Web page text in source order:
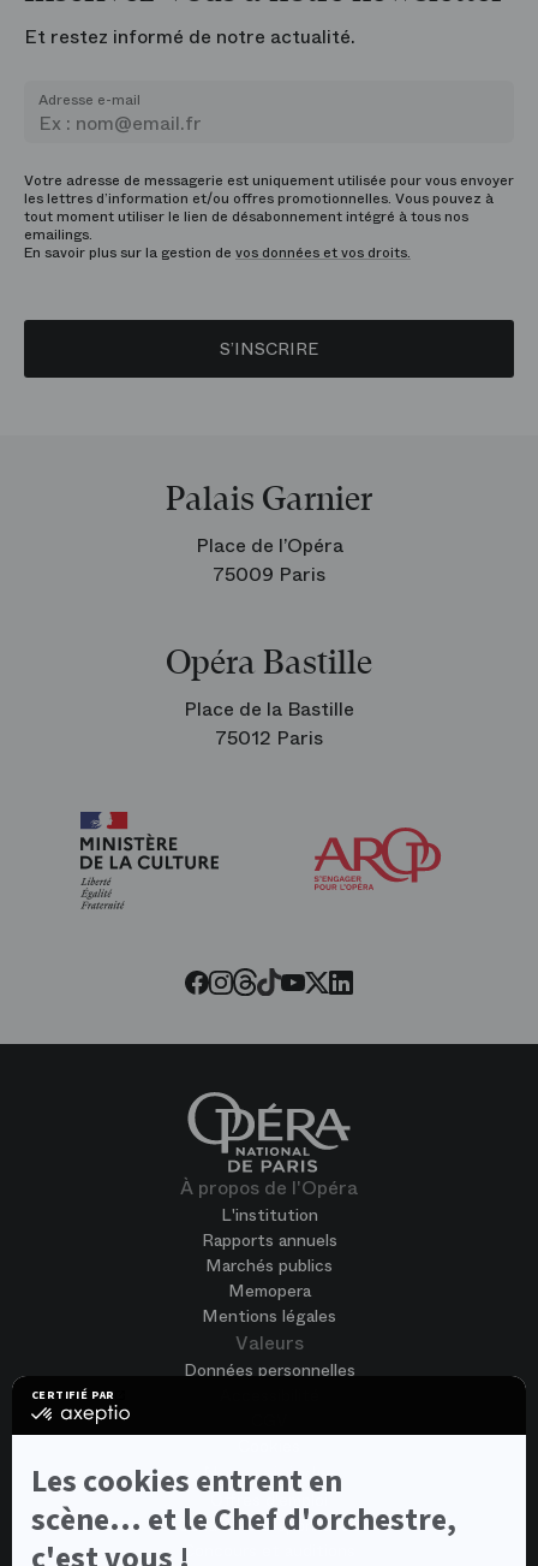
CERTIFIÉ PAR
certifié
En
plus
Axeptio
Les cookies entrent en
scène... et le Chef d'orchestre,
Et restez informé de notre actualité.
Adresse e-mail
Votre adresse de messagerie est uniquement utilisée pour vous envoyer
les lettres d’information et/ou offres promotionnelles. Vous pouvez à
tout moment utiliser le lien de désabonnement intégré à tous nos
emailings.
En savoir plus sur la gestion de vos données et vos droits.
S’INSCRIRE
Palais Garnier
Place de l’Opéra
75009 Paris
Opéra Bastille
Place de la Bastille
75012 Paris
Facebook
Instagram
Threads
TiktokYoutube
Twitter
LinkedIn
À propos de l'Opéra
L'institution
Rapports annuels
Marchés publics
Memopera
Mentions légales
Valeurs
Données personnelles
Nous rejoindre
Offres d'emploi
Candidature spontanée
Concours et auditions